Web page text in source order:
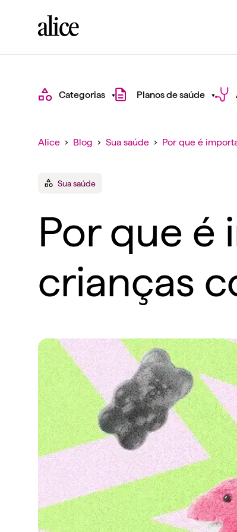
Categorias Planos de saúde
Alice › Blog › Sua saúde › Por que é
Sua saúde
Por que é
crianças